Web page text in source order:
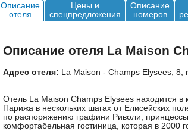
Описание
отеля
Цены и
спецпредложения
Описание
номеров
Описание отеля La Maison
Адрес отеля: La Maison - Champs Elysees, 8,
Отель La Maison Champs Elysees находится
Парижа в нескольких шагах от Елисейских
по распоряжению графини Риволи,
комфортабельная гостиница, которая в 2000